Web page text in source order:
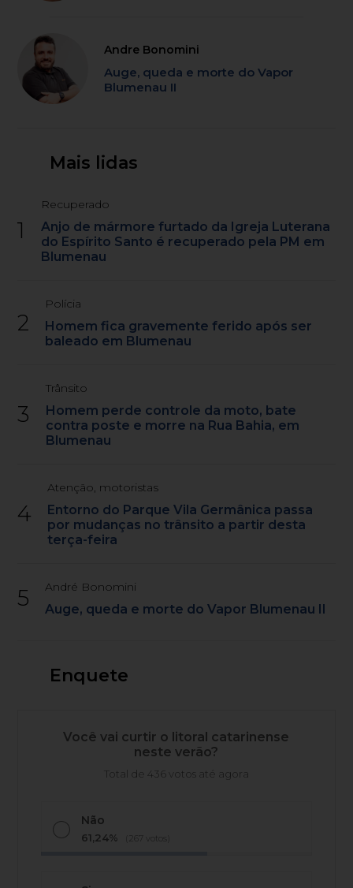
Andre Bonomini
Auge, queda e morte do Vapor
Blumenau II
Mais lidas
1
Recuperado
Anjo de mármore furtado da Igreja Luterana
do Espírito Santo é recuperado pela PM em
Blumenau
2
Polícia
Homem fica gravemente ferido após ser
baleado em Blumenau
3
Trânsito
Homem perde controle da moto, bate
contra poste e morre na Rua Bahia, em
Blumenau
4
Atenção, motoristas
Entorno do Parque Vila Germânica passa
por mudanças no trânsito a partir desta
terça-feira
5 André Bonomini
Auge, queda e morte do Vapor Blumenau II
Enquete
Você vai curtir o litoral catarinense
neste verão?
Total de 436 votos até agora
Não
61,24% (267 votos)